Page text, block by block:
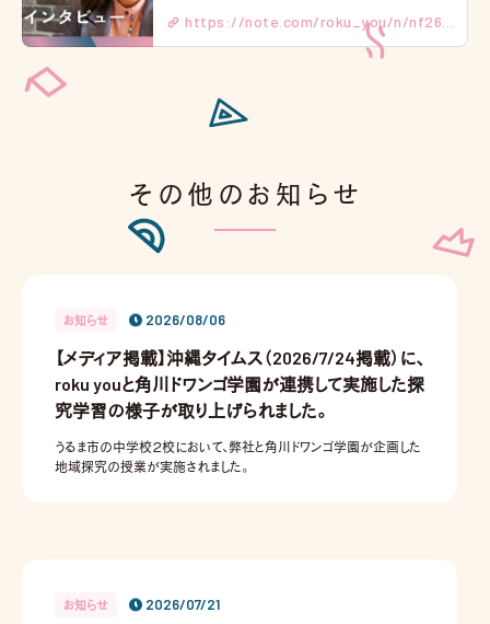
ューと題して2025年を振り返ってもらうととも
に、2026年の決意も述べてもらいます。（聞き
だけでも高校生の約1割にあたる4800人と伴
走、全国では計24校にソリューションを提供す
「一人一人の生まれ持った可能性が磨かれ続
https://note.com/roku_you/n/nf262
27e5c27c?app_launch=false
その他のお知らせ
お知らせ 2026/08/06
【メディア掲載】沖縄タイムス（2026/7/24掲載）に、
roku youと角川ドワンゴ学園が連携して実施した探
究学習の様子が取り上げられました。
うるま市の中学校２校において、弊社と角川ドワンゴ学園が企画した
地域探究の授業が実施されました。
お知らせ 2026/07/21